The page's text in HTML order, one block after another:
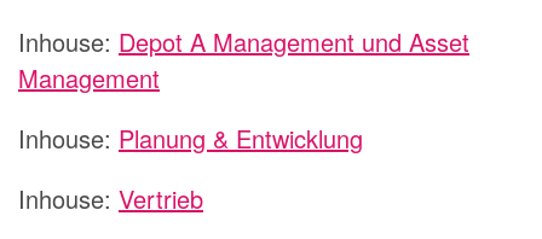
Inhouse: Depot A Management und Asset
Management
Inhouse: Planung & Entwicklung
Inhouse: Vertrieb